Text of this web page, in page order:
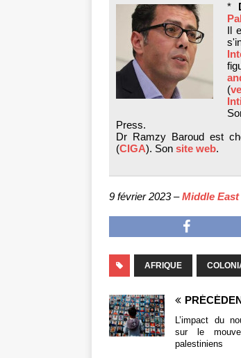
*
Il
(
Press.
Dr Ramzy Baroud est
(CIGA). Son site web.
9 février 2023 –Middle
AFRIQUE
L’impact du
sur le
palestiniens